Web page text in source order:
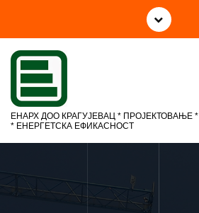
о
а
ЕНАРХ ДОО КРАГУЈЕВАЦ * ПРОЈЕКТОВАЊЕ
* ЕНЕРГЕТСКА ЕФИКАСНОСТ